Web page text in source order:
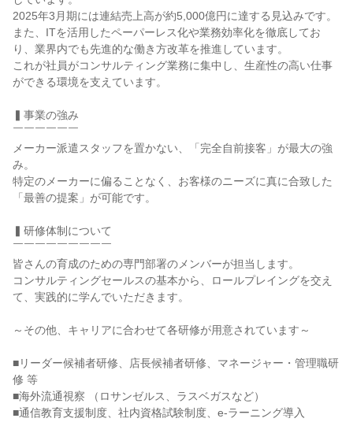
2025年3月期には連結売上高が約5,000億円に達する見込みです。
また、ITを活用したペーパーレス化や業務効率化を徹底してお
り、業界内でも先進的な働き方改革を推進しています。
これが社員がコンサルティング業務に集中し、生産性の高い仕事
ができる環境を支えています。
▍事業の強み
￣￣￣￣￣￣
メーカー派遣スタッフを置かない、「完全自前接客」が最大の強
み。
特定のメーカーに偏ることなく、お客様のニーズに真に合致した
「最善の提案」が可能です。
▍研修体制について
￣￣￣￣￣￣￣￣￣
皆さんの育成のための専門部署のメンバーが担当します。
コンサルティングセールスの基本から、ロールプレイングを交え
て、実践的に学んでいただきます。
～その他、キャリアに合わせて各研修が用意されています～
■リーダー候補者研修、店長候補者研修、マネージャー・管理職研
修 等
■海外流通視察 （ロサンゼルス、ラスベガスなど）
■通信教育支援制度、社内資格試験制度、e-ラーニング導入